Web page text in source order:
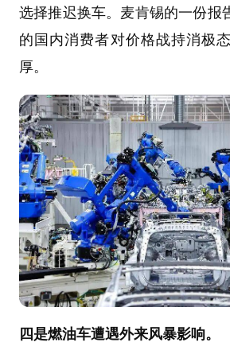
选择推迟换车。麦肯锡的一份报
的国内消费者对价格战持消极
厚。
四是燃油车遭遇外来风暴影响。